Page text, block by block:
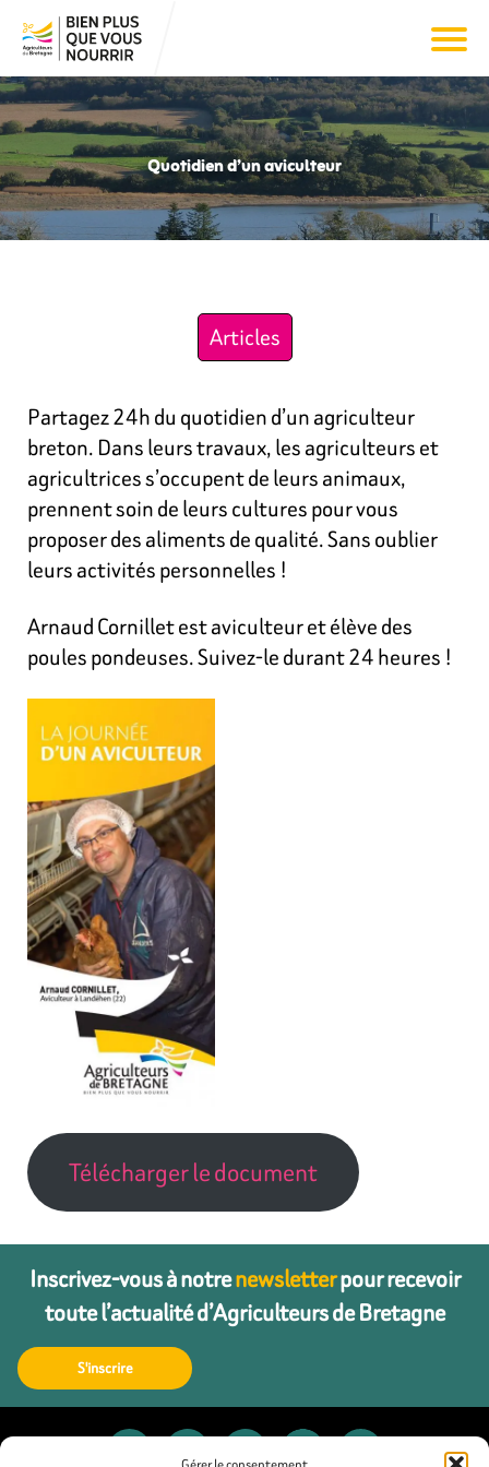
Quotidien d’un aviculteur
Articles
Partagez 24h du quotidien d’un agriculteur
breton. Dans leurs travaux, les agriculteurs et
agricultrices s’occupent de leurs animaux,
prennent soin de leurs cultures pour vous
proposer des aliments de qualité. Sans oublier
leurs activités personnelles !
Arnaud Cornillet est aviculteur et élève des
poules pondeuses. Suivez-le durant 24 heures !
Télécharger le document
Inscrivez-vous à notrenewsletterpour recevoir
toute l’actualité d’Agriculteurs de Bretagne
S'inscrire